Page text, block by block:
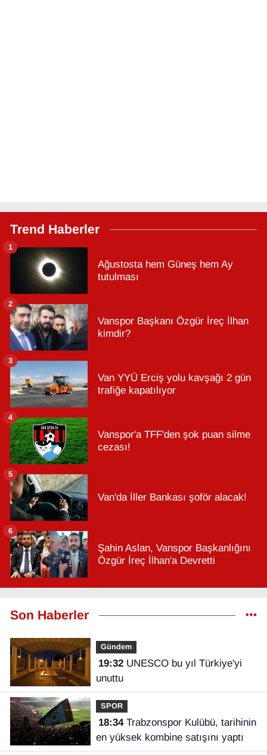
Trend Haberler
Ağustosta hem Güneş hem Ay
tutulması
1
Vanspor Başkanı Özgür İreç İlhan
kimdir?
2
Van YYÜ Erciş yolu kavşağı 2 gün
trafiğe kapatılıyor
3
Vanspor'a TFF'den şok puan silme
cezası!
4
Van'da İller Bankası şoför alacak!
5
Şahin Aslan, Vanspor Başkanlığını
Özgür İreç İlhan'a Devretti
6
Son Haberler
Gündem
19:32UNESCO bu yıl Türkiye'yi
unuttu
SPOR
18:34Trabzonspor Kulübü, tarihinin
en yüksek kombine satışını yaptı